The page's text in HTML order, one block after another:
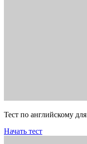
Тест по английскому
Начать тест